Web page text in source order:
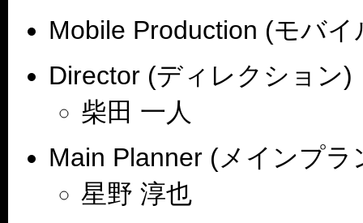
Mobile Production (モバイ
Director (ディレクション)
柴田 一人
Main Planner (メインプラ
星野 淳也